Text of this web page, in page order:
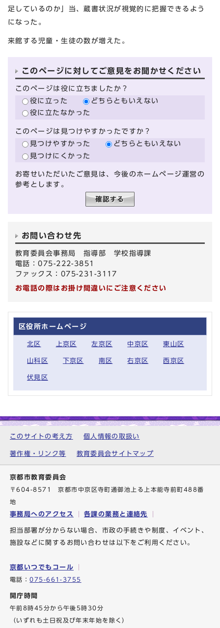
足しているのか」当、蔵書状況が視覚的に把握できるよう
になった。
来館する児童・生徒の数が増えた。
このページに対してご意見をお聞かせください
このページは役に立ちましたか？
役に立った
どちらともいえない
役に立たなかった
このページは見つけやすかったですか？
見つけやすかった
どちらともいえない
見つけにくかった
お寄せいただいたご意見は、今後のホームページ運営の
参考とします。
お問い合わせ先
教育委員会事務局 指導部 学校指導課
電話：075-222-3851
ファックス：075-231-3117
お電話の際はお掛け間違いにご注意ください
区役所ホームページ
北区 上京区 左京区 中京区 東山区
山科区 下京区 南区 右京区 西京区
伏見区
このサイトの考え方 個人情報の取扱い
著作権・リンク等 教育委員会サイトマップ
京都市教育委員会
〒604-8571 京都市中京区寺町通御池上る上本能寺前町488番
地
事務局へのアクセス 各課の業務と連絡先
担当部署が分からない場合、市政の手続きや制度、イベント、
施設などに関するお問い合わせは以下をご利用ください。
京都いつでもコール
電話：075-661-3755
開庁時間
午前8時45分から午後5時30分
（いずれも土日祝及び年末年始を除く）